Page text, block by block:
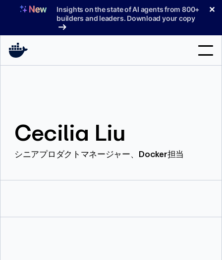
へ
Insights on the state of AI agents from 800+
builders and leaders. Download your copy
✕
料金プラン
Cecilia Liu
シニアプロダクトマネージャー、Docker担当